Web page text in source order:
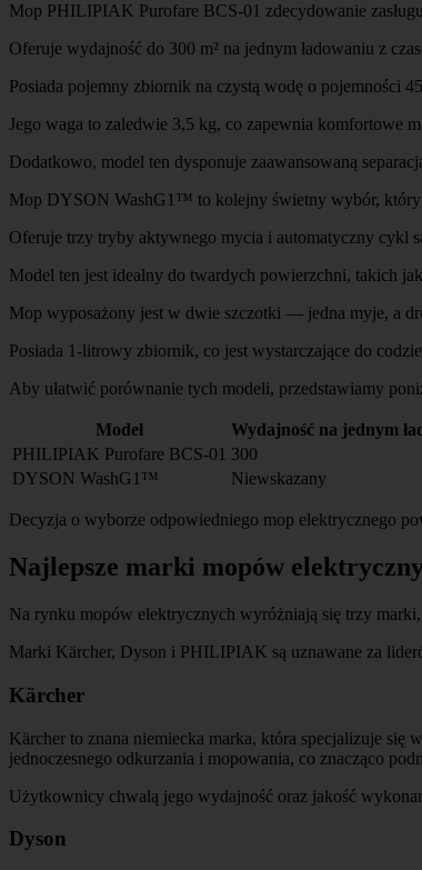
Mop PHILIPIAK Purofare BCS-01 zdecydowanie
Oferuje wydajność do 300 m² na jednym ładowaniu z
Posiada pojemny zbiornik na czystą wodę o pojemności
Jego waga to zaledwie 3,5 kg, co zapewnia komfortowe
Dodatkowo, model ten dysponuje zaawansowaną
Mop DYSON WashG1™ to kolejny świetny wybór, który
Oferuje trzy tryby aktywnego mycia i automatyczny cykl
Model ten jest idealny do twardych powierzchni, takich
Mop wyposażony jest w dwie szczotki — jedna myje, a
Posiada 1-litrowy zbiornik, co jest wystarczające do
Aby ułatwić porównanie tych modeli, przedstawiamy
Model Wydajność na jednym
PHILIPIAK Purofare BCS-01 300
DYSON WashG1™
Niewskazany
Decyzja o wyborze odpowiedniego mop elektrycznego
Najlepsze marki mopów
Na rynku mopów elektrycznych wyróżniają się trzy
Marki Kärcher, Dyson i PHILIPIAK są uznawane za
Kärcher
Kärcher to znana niemiecka marka, która specjalizuje
jednoczesnego odkurzania i mopowania, co znacząco
Użytkownicy chwalą jego wydajność oraz jakość
Dyson